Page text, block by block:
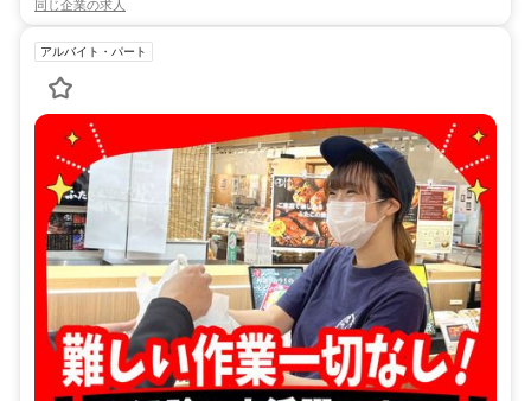
同じ企業の求人
アルバイト・パート